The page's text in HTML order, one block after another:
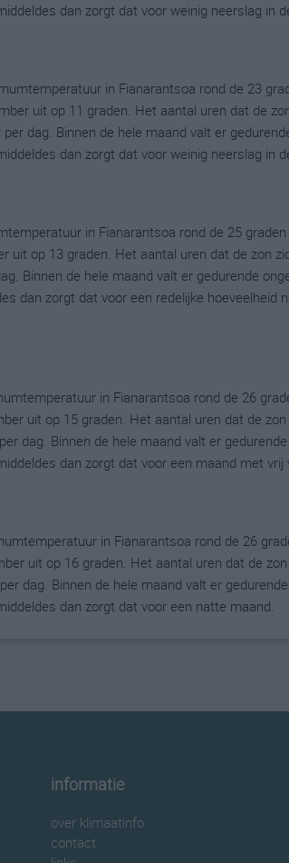
dan zorgt dat voor weinig neerslag in
in Fianarantsoa rond de 23
uit op 11 graden. Het aantal uren dat de
dag. Binnen de hele maand valt er
dan zorgt dat voor weinig neerslag in
in Fianarantsoa rond de 25
uit op 13 graden. Het aantal uren dat de zon
Binnen de hele maand valt er gedurende
dan zorgt dat voor een redelijke hoeveelheid
in Fianarantsoa rond de 26
uit op 15 graden. Het aantal uren dat de
dag. Binnen de hele maand valt er
dan zorgt dat voor een maand met vrij
in Fianarantsoa rond de 26
uit op 16 graden. Het aantal uren dat de
dag. Binnen de hele maand valt er
dan zorgt dat voor een natte maand.
informatie
over klimaatinfo
contact